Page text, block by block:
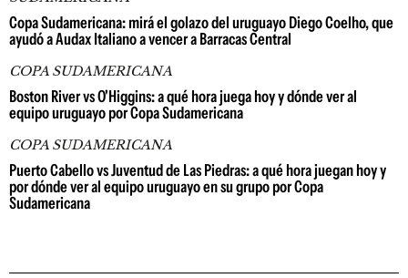
Copa Sudamericana: mirá el golazo del uruguayo Diego Coelho, que
ayudó a Audax Italiano a vencer a Barracas Central
COPA SUDAMERICANA
Boston River vs O'Higgins: a qué hora juega hoy y dónde ver al
equipo uruguayo por Copa Sudamericana
COPA SUDAMERICANA
Puerto Cabello vs Juventud de Las Piedras: a qué hora juegan hoy y
por dónde ver al equipo uruguayo en su grupo por Copa
Sudamericana